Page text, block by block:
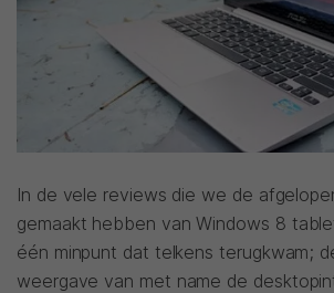
In de vele reviews die we de
gemaakt hebben van Windows 8
één minpunt dat telkens terugkwam;
weergave van met name de